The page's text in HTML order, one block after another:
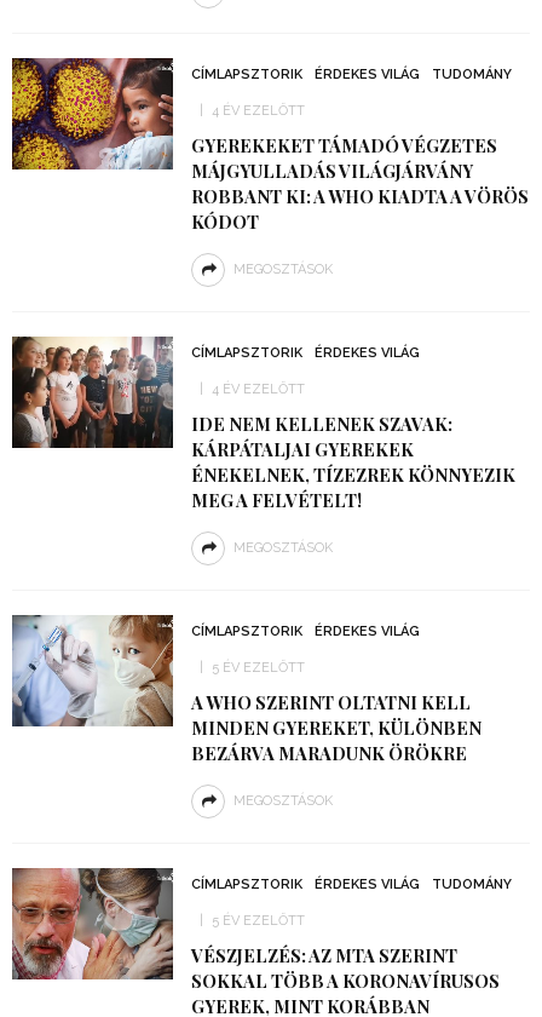
CÍMLAPSZTORIK ÉRDEKES VILÁG TUDOMÁNY
4 ÉV EZELŐTT
GYEREKEKET TÁMADÓ VÉGZETES
MÁJGYULLADÁS VILÁGJÁRVÁNY
ROBBANT KI: A WHO KIADTA A VÖRÖS
KÓDOT
MEGOSZTÁSOK
CÍMLAPSZTORIK ÉRDEKES VILÁG
4 ÉV EZELŐTT
IDE NEM KELLENEK SZAVAK:
KÁRPÁTALJAI GYEREKEK
ÉNEKELNEK, TÍZEZREK KÖNNYEZIK
MEG A FELVÉTELT!
MEGOSZTÁSOK
CÍMLAPSZTORIK ÉRDEKES VILÁG
5 ÉV EZELŐTT
A WHO SZERINT OLTATNI KELL
MINDEN GYEREKET, KÜLÖNBEN
BEZÁRVA MARADUNK ÖRÖKRE
MEGOSZTÁSOK
CÍMLAPSZTORIK ÉRDEKES VILÁG TUDOMÁNY
5 ÉV EZELŐTT
VÉSZJELZÉS: AZ MTA SZERINT
SOKKAL TÖBB A KORONAVÍRUSOS
GYEREK, MINT KORÁBBAN